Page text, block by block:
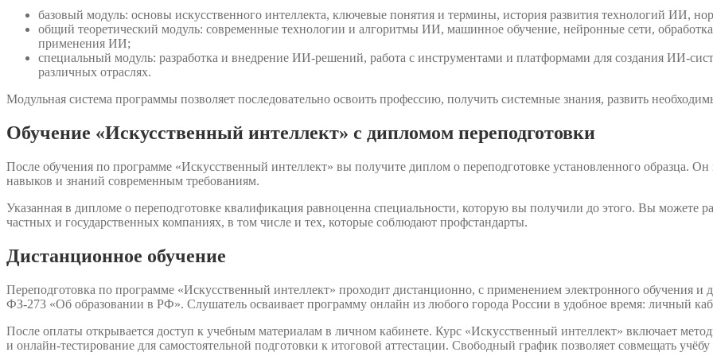
базовый модуль: основы искусственного интеллекта, ключевые понятия и термины, история развития технологий ИИ,
общий теоретический модуль: современные технологии и алгоритмы ИИ, машинное обучение, нейронные сети, обработка
применения ИИ;
специальный модуль: разработка и внедрение ИИ-решений, работа с инструментами и платформами для создания ИИ-
различных отраслях.
Модульная система программы позволяет последовательно освоить профессию, получить системные знания, развить
Обучение «Искусственный интеллект» с дипломом переподготовки
После обучения по программе «Искусственный интеллект» вы получите диплом о переподготовке установленного образца.
навыков и знаний современным требованиям.
Указанная в дипломе о переподготовке квалификация равноценна специальности, которую вы получили до этого. Вы можете
частных и государственных компаниях, в том числе и тех, которые соблюдают профстандарты.
Дистанционное обучение
Переподготовка по программе «Искусственный интеллект» проходит дистанционно, с применением электронного обучения и
ФЗ-273 «Об образовании в РФ». Слушатель осваивает программу онлайн из любого города России в удобное время: личный
После оплаты открывается доступ к учебным материалам в личном кабинете. Курс «Искусственный интеллект» включает
и онлайн-тестирование для самостоятельной подготовки к итоговой аттестации. Свободный график позволяет совмещать